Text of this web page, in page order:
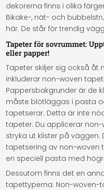
dekorerna finns i olika
Bikake-, nät- och
här. De står för trendig
Tapeter för sovrummet:
eller papper!
Tapeter skiljer sig också åt
inkluderar non-woven
Pappersbakgrunder är de
måste blötläggas i pasta
tapetserar. Detta är inte
tapeter. Du applicerar
stryka ut klister på väggen.
tapetsering av non-woven
en speciell pasta med
Dessutom finns det en
tapettyperna: Non-woven-